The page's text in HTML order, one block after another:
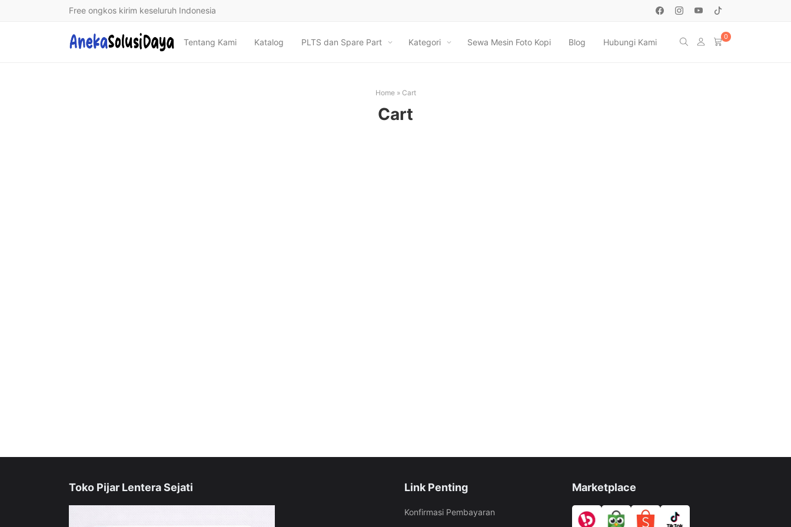
Free ongkos kirim keseluruh Indonesia
Tentang Kami Katalog PLTS dan Spare Part Kategori Sewa Mesin Foto Kopi Blog Hubungi Kami
0
Home» Cart
Cart
Toko Pijar Lentera Sejati Link Penting
Konfirmasi Pembayaran
Marketplace